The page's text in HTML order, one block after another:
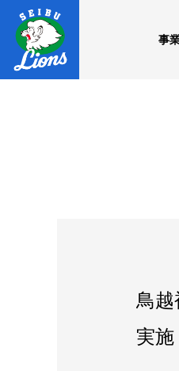
事
鳥
実施